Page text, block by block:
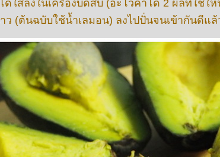
ดใส่ลงในเครื่องบดสับ (อะโวคาโด 2 ผลที่ใช้ใ
ว (ต้นฉบับใช้น้ำเลมอน) ลงไปปั่นจนเข้ากันดีแ